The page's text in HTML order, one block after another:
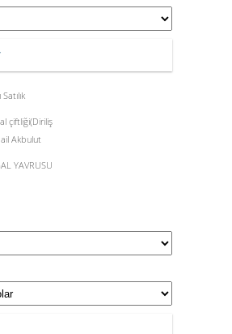
çiftliği(Diriliş
Akbulut
YAVRUSU